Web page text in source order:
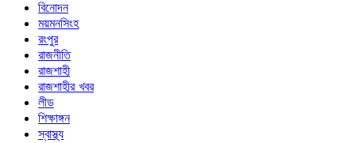
বিনোদন
ময়মনসিংহ
রংপুর
রাজনীতি
রাজশাহী
রাজশাহীর খবর
লীড
শিক্ষাঙ্গন
স্বাস্থ্য